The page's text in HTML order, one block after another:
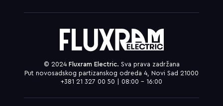
© 2024 Fluxram Electric. Sva prava zadržana
Put novosadskog partizanskog odreda 4, Novi Sad 21000
+381 21 327 00 50 | 08:00 – 16:00